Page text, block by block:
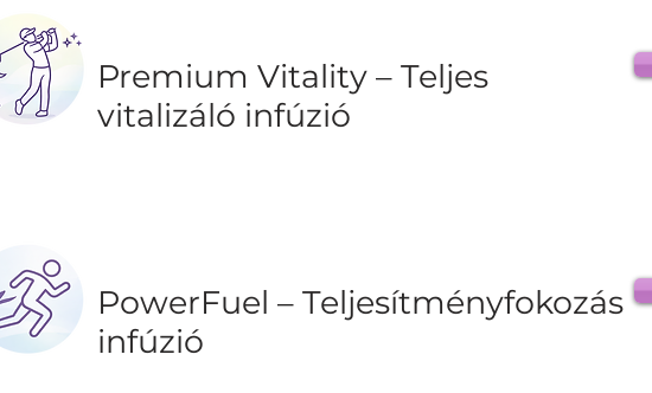
Premium Vitality – Teljes
vitalizáló infúzió
PowerFuel – Teljesítményfokozás
infúzió